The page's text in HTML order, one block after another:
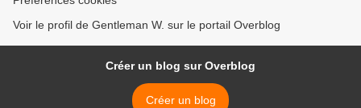
Voir le profil de Gentleman W. sur le portail Overblog
Créer un blog sur Overblog
Créer un blog